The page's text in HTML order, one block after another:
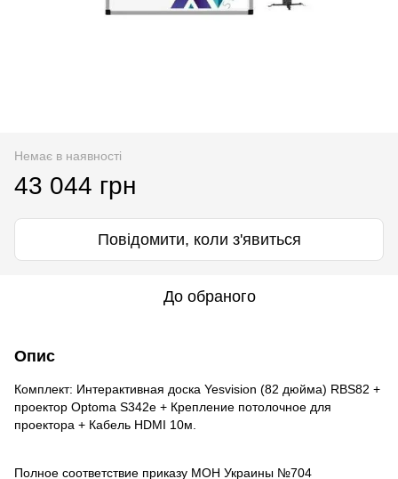
Немає в наявності
43 044 грн
Повідомити, коли з'явиться
До обраного
Опис
Комплект: Интерактивная доска Yesvision (82 дюйма) RBS82 +
проектор Optoma S342e + Крепление потолочное для
проектора + Кабель HDMI 10м.
Полное соответствие приказу МОН Украины №704